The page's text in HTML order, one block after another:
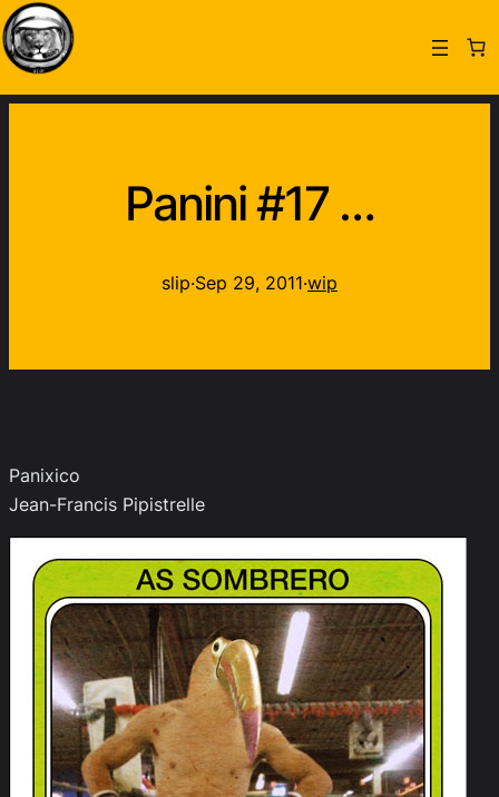
Panini #17 …
slip·Sep 29, 2011·wip
Panixico
Jean-Francis Pipistrelle